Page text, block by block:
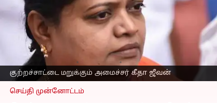
குற்றச்சாட்டை மறுக்கும் அமைச்சர் கீதா ஜீவன்
வழங்கப்படவில்லை-
விளக்கமளிக்கும்
அமைச்சர் கீதா ஜீவன்
எழுதியவர் Nivetha P Dec 27, 2022 10:44 pm
செய்தி முன்னோட்டம்